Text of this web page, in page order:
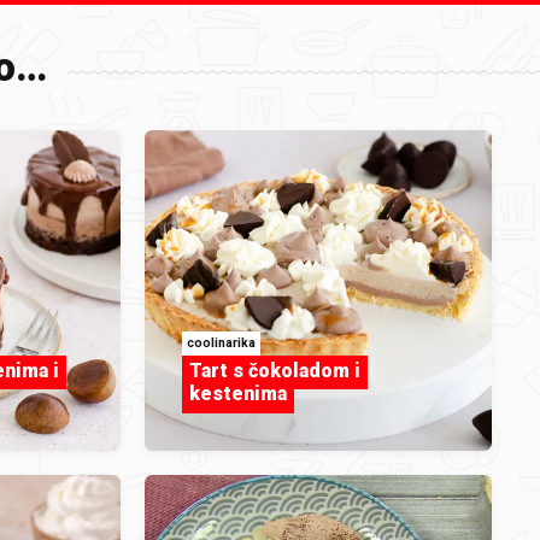
i
coolinarika
Tart s čokoladom i
kestenima